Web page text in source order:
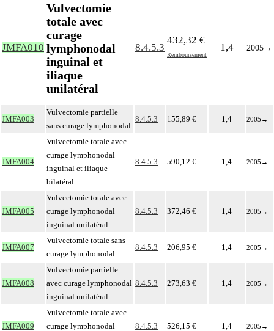
JMFA010
Vulvectomie
totale avec
curage
lymphonodal
inguinal et
iliaque
unilatéral
8.4.5.3
432,32 €
Remboursement
1,4 2005→
JMFA003
Vulvectomie partielle
sans curage lymphonodal
8.4.5.3 155,89 € 1,4 2005 →
JMFA004
Vulvectomie totale avec
curage lymphonodal
inguinal et iliaque
bilatéral
8.4.5.3 590,12 € 1,4 2005 →
JMFA005
Vulvectomie totale avec
curage lymphonodal
inguinal unilatéral
8.4.5.3 372,46 € 1,4 2005 →
JMFA007
Vulvectomie totale sans
curage lymphonodal
8.4.5.3 206,95 € 1,4 2005 →
JMFA008
Vulvectomie partielle
avec curage lymphonodal
inguinal unilatéral
8.4.5.3 273,63 € 1,4 2005 →
JMFA009
Vulvectomie totale avec
curage lymphonodal
8.4.5.3 526,15 € 1,4 2005 →